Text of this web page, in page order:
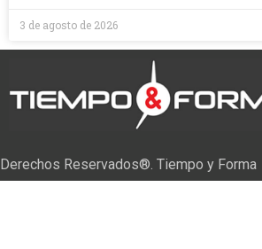
3 de agosto de 2026
Derechos Reservados®. Tiempo y Forma